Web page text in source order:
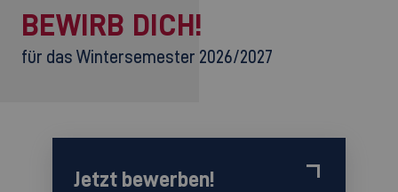
BEWIRB DICH!
für das Wintersemester 2026/2027
Jetzt bewerben!